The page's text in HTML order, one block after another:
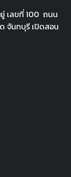
เลขที่ 100 ถนน
จันทบุรี เปิดสอน